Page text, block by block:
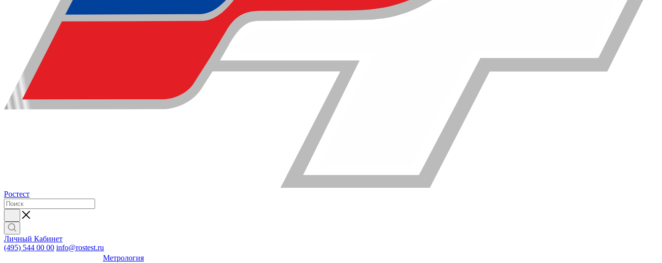
Ростест
Личный Кабинет
(495) 544 00 00 info@rostest.ru
Метрология